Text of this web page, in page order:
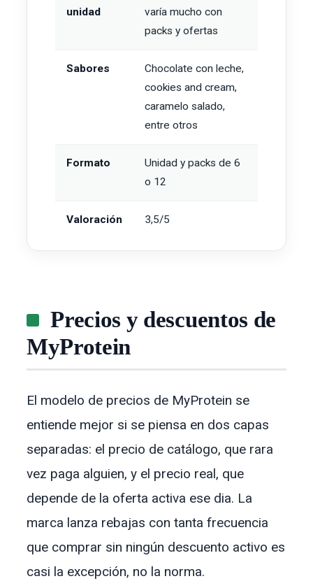
unidad
varía mucho con
packs y ofertas
Sabores
Chocolate con leche,
cookies and cream,
caramelo salado,
entre otros
Formato
Unidad y packs de 6
o 12
Valoración 3,5/5
Precios y descuentos de
MyProtein
El modelo de precios de MyProtein se
entiende mejor si se piensa en dos capas
separadas: el precio de catálogo, que rara
vez paga alguien, y el precio real, que
depende de la oferta activa ese dia. La
marca lanza rebajas con tanta frecuencia
que comprar sin ningún descuento activo es
casi la excepción, no la norma.